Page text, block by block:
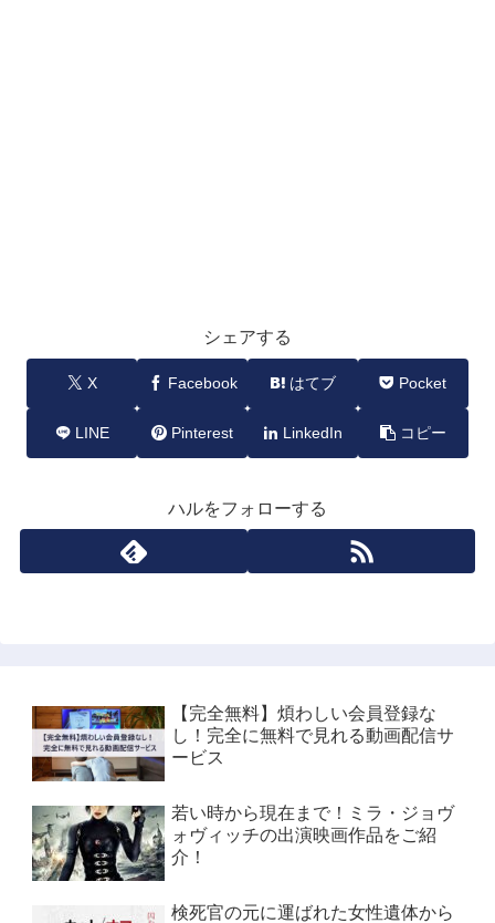
シェアする
X Facebook はてブ Pocket
LINE Pinterest LinkedIn コピー
ハルをフォローする
【完全無料】煩わしい会員登録な
し！完全に無料で見れる動画配信サ
ービス
若い時から現在まで！ミラ・ジョヴ
ォヴィッチの出演映画作品をご紹
介！
検死官の元に運ばれた女性遺体から